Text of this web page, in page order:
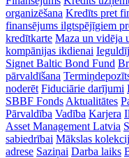
organizēšana Kredīts pret
finansējums ilgtspējīgiem
kredītkarte Maza un vidēja
kompānijas ikdienai
Signet Baltic Bond Fund
pārvaldīšana
noderēt Fiduciārie darījumi
SBBF Fonds Aktualitātes
Pārvaldība Vadība Karjera
Asset Management Latvia
sabiedrībai Mākslas
adrese Saziņai Darba laiks